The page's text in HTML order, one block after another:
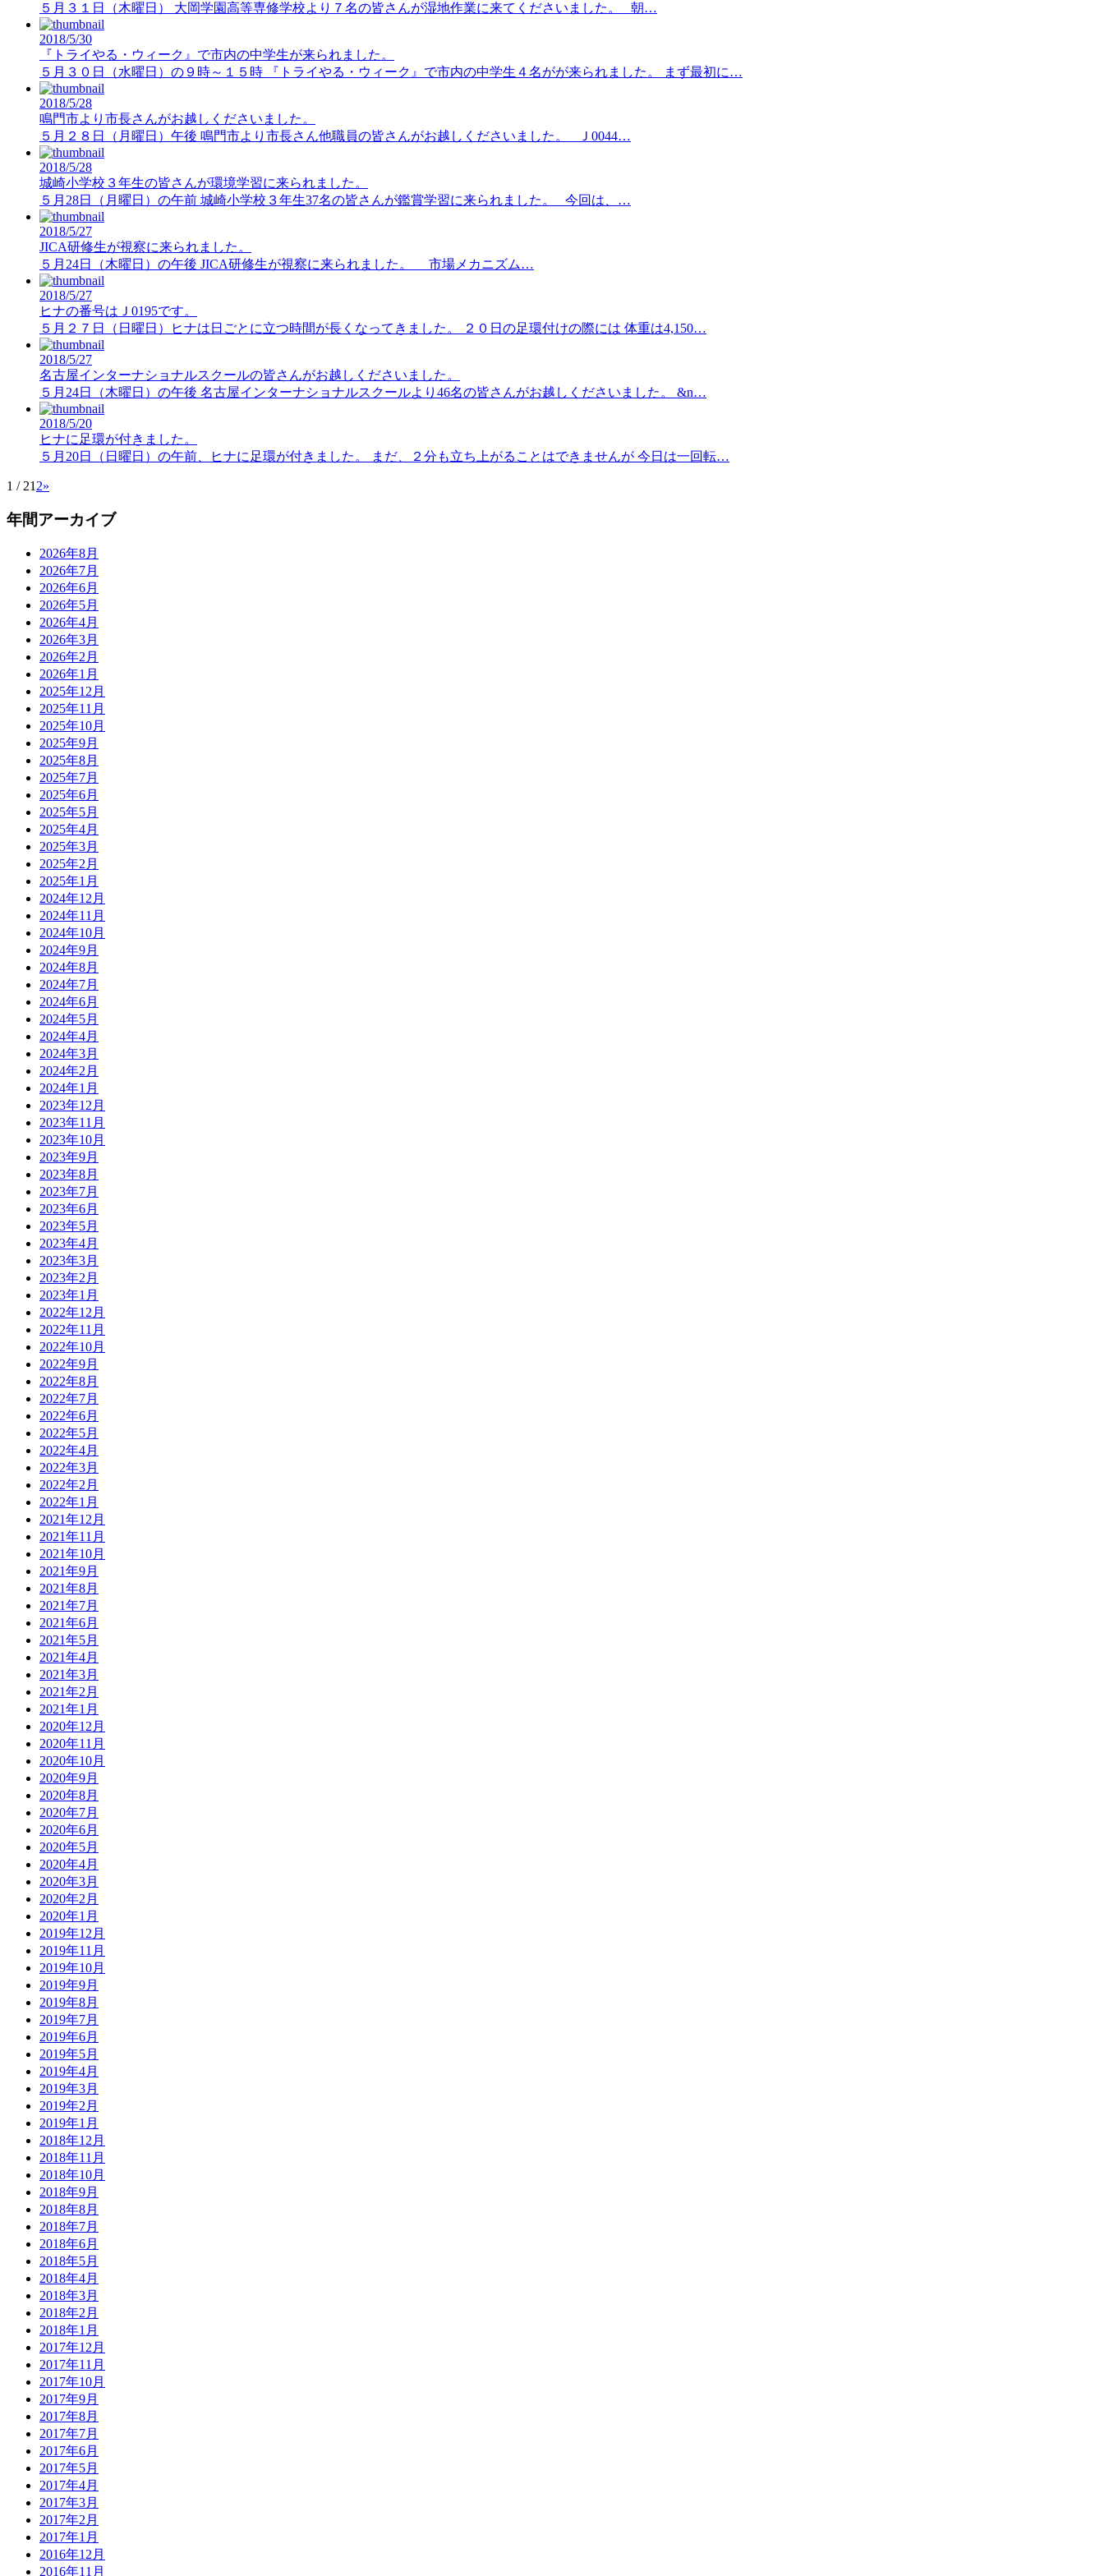
５月３１日（木曜日） 大岡学園高等専修学校より７名の皆さんが湿地作業に来てくださいました。 朝…
2018/5/30
『トライやる・ウィーク』で市内の中学生が来られました。
５月３０日（水曜日）の９時～１５時 『トライやる・ウィーク』で市内の中学生４名がが来られました。 まず最初に…
2018/5/28
鳴門市より市長さんがお越しくださいました。
５月２８日（月曜日）午後 鳴門市より市長さん他職員の皆さんがお越しくださいました。 Ｊ0044…
2018/5/28
城崎小学校３年生の皆さんが環境学習に来られました。
５月28日（月曜日）の午前 城崎小学校３年生37名の皆さんが鑑賞学習に来られました。 今回は、…
2018/5/27
JICA研修生が視察に来られました。
５月24日（木曜日）の午後 JICA研修生が視察に来られました。 市場メカニズム…
2018/5/27
ヒナの番号はＪ0195です。
５月２７日（日曜日）ヒナは日ごとに立つ時間が長くなってきました。 ２０日の足環付けの際には 体重は4,150…
2018/5/27
名古屋インターナショナルスクールの皆さんがお越しくださいました。
５月24日（木曜日）の午後 名古屋インターナショナルスクールより46名の皆さんがお越しくださいました。 &n…
2018/5/20
ヒナに足環が付きました。
５月20日（日曜日）の午前、ヒナに足環が付きました。 まだ、２分も立ち上がることはできませんが 今日は一回転…
1 / 21 2»
年間アーカイブ
2026年8月
2026年7月
2026年6月
2026年5月
2026年4月
2026年3月
2026年2月
2026年1月
2025年12月
2025年11月
2025年10月
2025年9月
2025年8月
2025年7月
2025年6月
2025年5月
2025年4月
2025年3月
2025年2月
2025年1月
2024年12月
2024年11月
2024年10月
2024年9月
2024年8月
2024年7月
2024年6月
2024年5月
2024年4月
2024年3月
2024年2月
2024年1月
2023年12月
2023年11月
2023年10月
2023年9月
2023年8月
2023年7月
2023年6月
2023年5月
2023年4月
2023年3月
2023年2月
2023年1月
2022年12月
2022年11月
2022年10月
2022年9月
2022年8月
2022年7月
2022年6月
2022年5月
2022年4月
2022年3月
2022年2月
2022年1月
2021年12月
2021年11月
2021年10月
2021年9月
2021年8月
2021年7月
2021年6月
2021年5月
2021年4月
2021年3月
2021年2月
2021年1月
2020年12月
2020年11月
2020年10月
2020年9月
2020年8月
2020年7月
2020年6月
2020年5月
2020年4月
2020年3月
2020年2月
2020年1月
2019年12月
2019年11月
2019年10月
2019年9月
2019年8月
2019年7月
2019年6月
2019年5月
2019年4月
2019年3月
2019年2月
2019年1月
2018年12月
2018年11月
2018年10月
2018年9月
2018年8月
2018年7月
2018年6月
2018年5月
2018年4月
2018年3月
2018年2月
2018年1月
2017年12月
2017年11月
2017年10月
2017年9月
2017年8月
2017年7月
2017年6月
2017年5月
2017年4月
2017年3月
2017年2月
2017年1月
2016年12月
2016年11月